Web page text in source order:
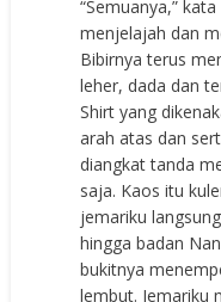
“Semuanya,”
menjelajah dan
Bibirnya terus
leher, dada dan
Shirt yang
arah atas dan
diangkat tanda
saja. Kaos itu
jemariku
hingga badan
bukitnya
lembut. Jemariku